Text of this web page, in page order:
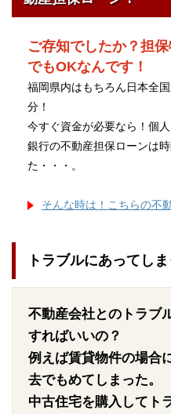
ご存知でしたか？担
でもOKなんです！
福岡県内はもちろん日本全
分！
今すぐ資金が必要なら！個
銀行の不動産担保ローンは
た・・・。
そんな時は！こちらの不
トラブルにあってし
不動産会社とのトラブ
すればいいの？
例えば賃貸物件の場合
去でもめてしまった。
中古住宅を購入してト